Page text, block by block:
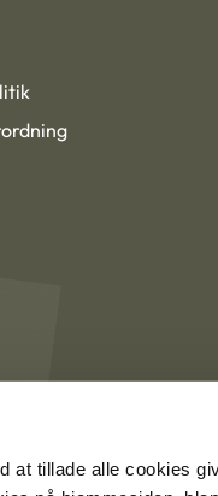
at tillade alle cookies